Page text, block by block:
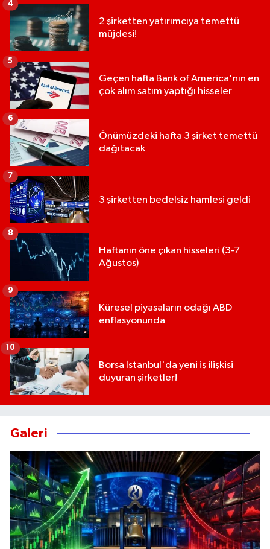
2 şirketten yatırımcıya temettü
müjdesi!
4
Geçen hafta Bank of America'nın en
çok alım satım yaptığı hisseler
5
Önümüzdeki hafta 3 şirket temettü
dağıtacak
6
3 şirketten bedelsiz hamlesi geldi
7
Haftanın öne çıkan hisseleri (3-7
Ağustos)
8
Küresel piyasaların odağı ABD
enflasyonunda
9
Borsa İstanbul'da yeni iş ilişkisi
duyuran şirketler!
10
Galeri